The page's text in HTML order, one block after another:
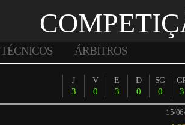
TÉCNICOS ÁRBITROS
J
3
V
0
E
3
D
0
SG
0 3
15/